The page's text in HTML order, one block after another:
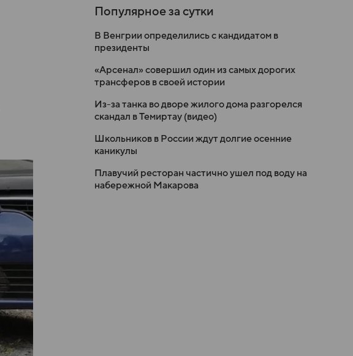
Популярное за сутки
В Венгрии определились с кандидатом в
президенты
«Арсенал» совершил один из самых дорогих
трансферов в своей истории
Из-за танка во дворе жилого дома разгорелся
скандал в Темиртау (видео)
Школьников в России ждут долгие осенние
каникулы
Плавучий ресторан частично ушел под воду на
набережной Макарова